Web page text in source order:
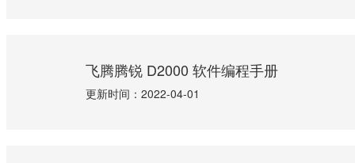
飞腾腾锐 D2000 软件编程手册
更新时间：2022-04-01